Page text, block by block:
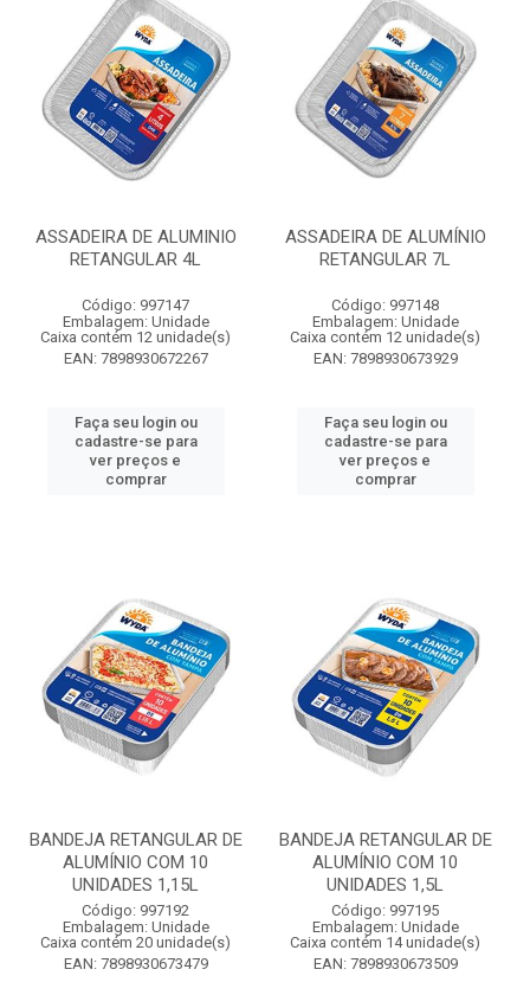
ASSADEIRA DE ALUMINIO
RETANGULAR 4L
Código: 997147
Embalagem: Unidade
Caixa contém 12 unidade(s)
EAN: 7898930672267
Faça seu login ou
cadastre-se para
ver preços e
comprar
ASSADEIRA DE ALUMÍNIO
RETANGULAR 7L
Código: 997148
Embalagem: Unidade
Caixa contém 12 unidade(s)
EAN: 7898930673929
Faça seu login ou
cadastre-se para
ver preços e
comprar
BANDEJA RETANGULAR DE
ALUMÍNIO COM 10
UNIDADES 1,15L
Código: 997192
Embalagem: Unidade
Caixa contém 20 unidade(s)
EAN: 7898930673479
BANDEJA RETANGULAR DE
ALUMÍNIO COM 10
UNIDADES 1,5L
Código: 997195
Embalagem: Unidade
Caixa contém 14 unidade(s)
EAN: 7898930673509